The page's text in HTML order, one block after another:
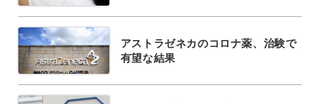
アストラゼネカのコロナ薬、治験で
有望な結果